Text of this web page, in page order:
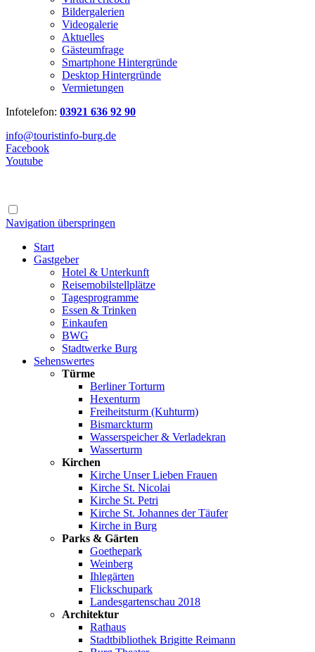
Bildergalerien
Videogalerie
Aktuelles
Gästeumfrage
Smartphone Hintergründe
Desktop Hintergründe
Vermietungen
Infotelefon: 03921 636 92 90
info@touristinfo-burg.de
Facebook
Youtube
Navigation überspringen
Start
Gastgeber
Hotel & Unterkunft
Reisemobilstellplätze
Tagesprogramme
Essen & Trinken
Einkaufen
BWG
Stadtwerke Burg
Sehenswertes
Türme
Berliner Torturm
Hexenturm
Freiheitsturm (Kuhturm)
Bismarckturm
Wasserspeicher & Verladekran
Wasserturm
Kirchen
Kirche Unser Lieben Frauen
Kirche St. Nicolai
Kirche St. Petri
Kirche St. Johannes der Täufer
Kirche in Burg
Parks & Gärten
Goethepark
Weinberg
Ihlegärten
Flickschupark
Landesgartenschau 2018
Architektur
Rathaus
Stadtbibliothek Brigitte Reimann